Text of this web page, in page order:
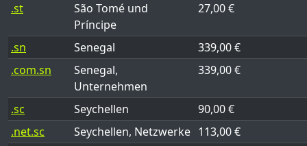
.st
São Tomé und
Príncipe
27,00 €
.sn Senegal
339,00 €
.com.sn
Senegal,
Unternehmen
339,00 €
.sc Seychellen
90,00 €
.net.sc
Seychellen, Netzwerke 113,00 €